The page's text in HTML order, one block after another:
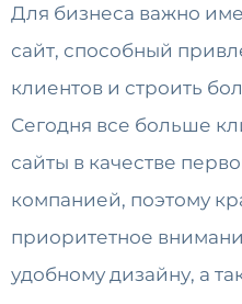
Для бизнеса важно
сайт, способный
клиентов и строить
Сегодня все больше
сайты в качестве
компанией, поэтому
приоритетное
удобному дизайну, а